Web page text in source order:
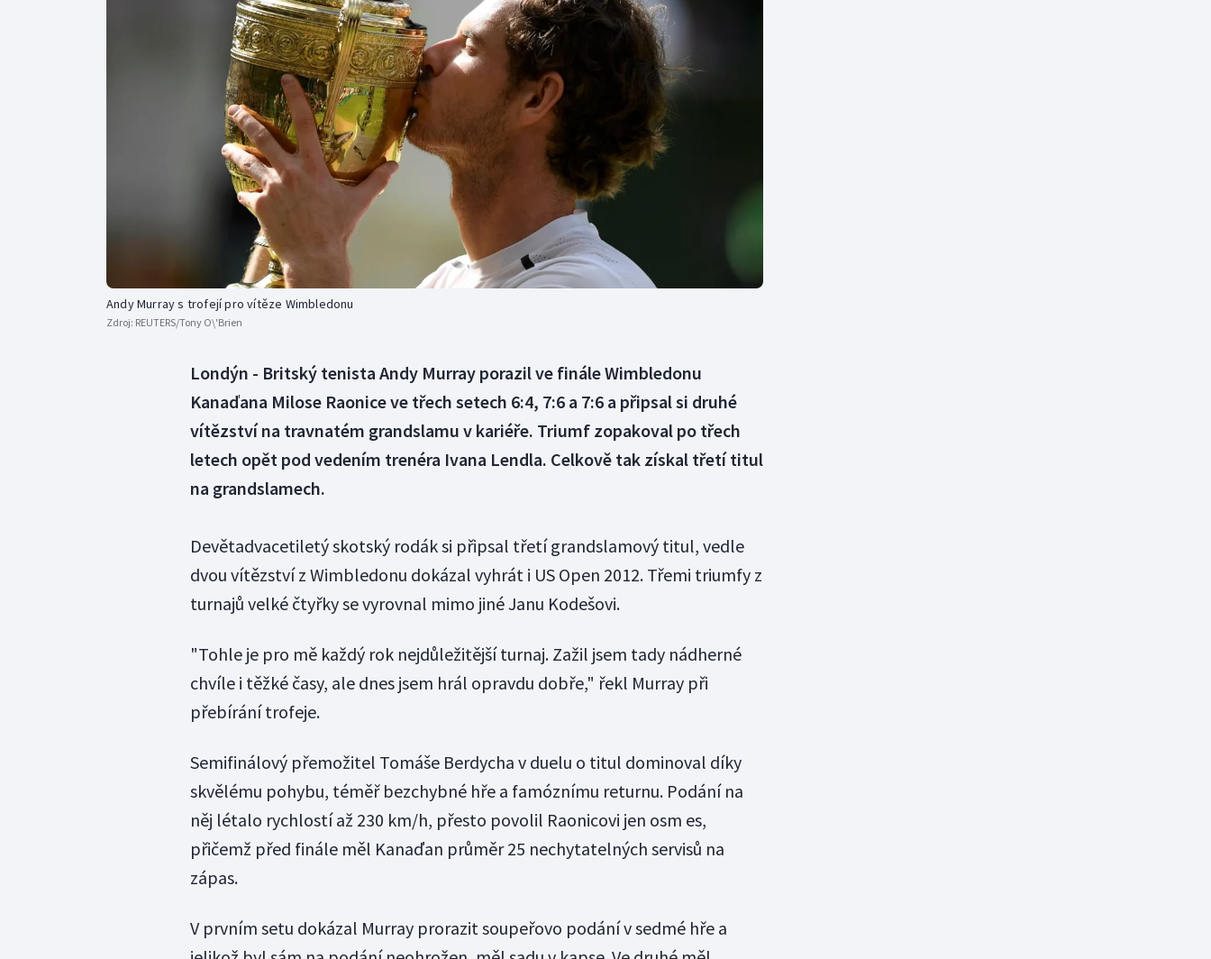
Curling
Dostihy
Florbal
Futsal
Golf
Gymnastika
Moderní pětiboj
Motorsport
Olympijské hry
Parasport
Plážový volejbal
Triatlon
Veslování
Vodní slalom
Volejbal
Andy Murray s trofejí pro vítěze Wimbledonu
Zdroj: REUTERS/Tony O\'Brien
Londýn - Britský tenista Andy Murray porazil ve finále Wimbledonu
Kanaďana Milose Raonice ve třech setech 6:4, 7:6 a 7:6 a připsal si druhé
vítězství na travnatém grandslamu v kariéře. Triumf zopakoval po třech
letech opět pod vedením trenéra Ivana Lendla. Celkově tak získal třetí titul
na grandslamech.
Devětadvacetiletý skotský rodák si připsal třetí grandslamový titul, vedle
dvou vítězství z Wimbledonu dokázal vyhrát i US Open 2012. Třemi triumfy z
turnajů velké čtyřky se vyrovnal mimo jiné Janu Kodešovi.
"Tohle je pro mě každý rok nejdůležitější turnaj. Zažil jsem tady nádherné
chvíle i těžké časy, ale dnes jsem hrál opravdu dobře," řekl Murray při
přebírání trofeje.
Semifinálový přemožitel Tomáše Berdycha v duelu o titul dominoval díky
skvělému pohybu, téměř bezchybné hře a famóznímu returnu. Podání na
něj létalo rychlostí až 230 km/h, přesto povolil Raonicovi jen osm es,
přičemž před finále měl Kanaďan průměr 25 nechytatelných servisů na
zápas.
V prvním setu dokázal Murray prorazit soupeřovo podání v sedmé hře a